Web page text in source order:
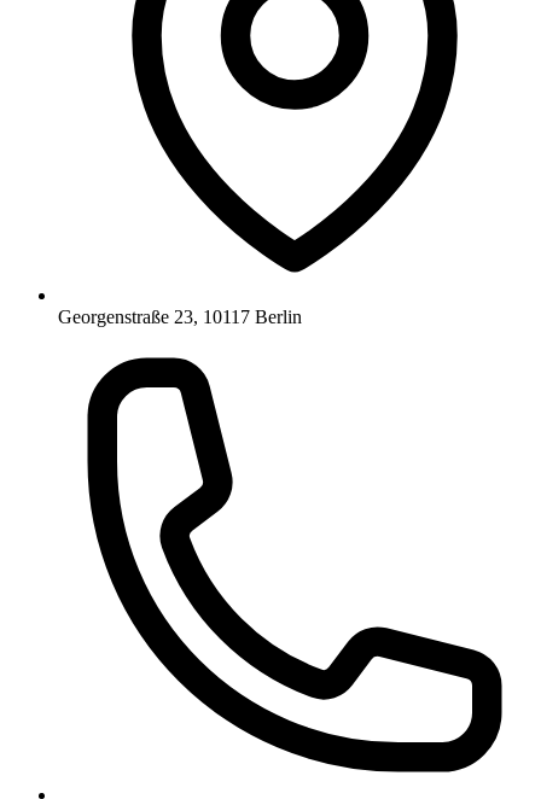
Georgenstraße 23, 10117 Berlin